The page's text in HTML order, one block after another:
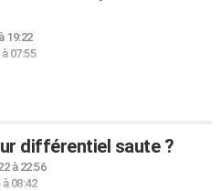
19:22
07:55
différentiel saute ?
à 22:56
08:42